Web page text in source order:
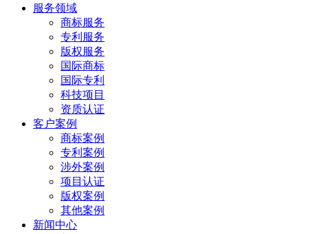
服务领域
商标服务
专利服务
版权服务
国际商标
国际专利
科技项目
资质认证
客户案例
商标案例
专利案例
涉外案例
项目认证
版权案例
其他案例
新闻中心